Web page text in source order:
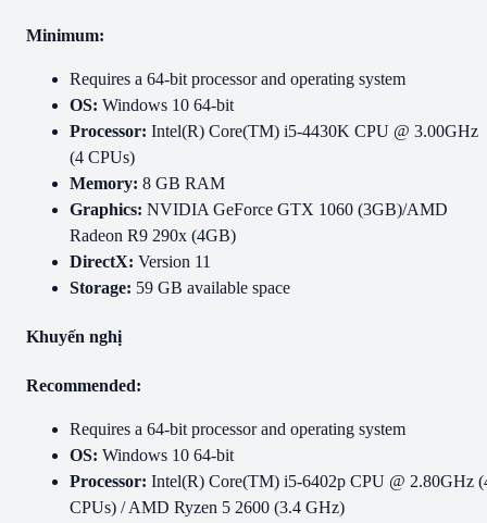
Minimum:
Requires a 64-bit processor and operating system
OS: Windows 10 64-bit
Processor: Intel(R) Core(TM) i5-4430K CPU @ 3.00GHz
(4 CPUs)
Memory: 8 GB RAM
Graphics: NVIDIA GeForce GTX 1060 (3GB)/AMD
Radeon R9 290x (4GB)
DirectX: Version 11
Storage: 59 GB available space
Khuyến nghị
Recommended:
Requires a 64-bit processor and operating system
OS: Windows 10 64-bit
Processor: Intel(R) Core(TM) i5-6402p CPU @ 2.80GHz
CPUs) / AMD Ryzen 5 2600 (3.4 GHz)